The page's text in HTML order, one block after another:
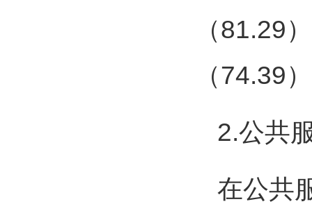
（81.29
（74.39
2.公共
在公共